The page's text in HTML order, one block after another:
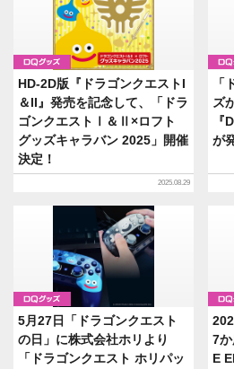
グッズ
HD-2D版『ドラゴンクエストI
＆II』発売を記念して、「ドラ
ゴンクエストⅠ＆Ⅱ×ロフト
グッズキャラバン 2025」開催
決定！
2025.08.29
「
ズ
『
が
グッズ
5月27日「ドラゴンクエスト
の日」に株式会社ホリより
「ドラゴンクエスト ホリパッ
7
E